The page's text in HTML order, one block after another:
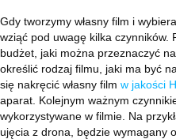
Gdy tworzymy własny film i
wziąć pod uwagę kilka czynników.
budżet, jaki można przeznaczyć
określić rodzaj filmu, jaki ma być
się nakręcić własny film w jakości
aparat. Kolejnym ważnym
wykorzystywane w filmie. Na
ujęcia z drona, będzie wymagany